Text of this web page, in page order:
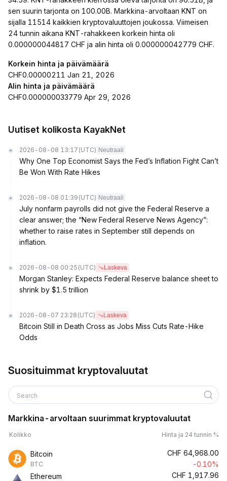
sen suurin tarjonta on 100.00B. Markkina-arvoltaan KNT on
sijalla 11514 kaikkien kryptovaluuttojen joukossa. Viimeisen
24 tunnin aikana KNT-rahakkeen korkein hinta oli
0.000000044817 CHF ja alin hinta oli 0.000000042779 CHF.
Korkein hinta ja päivämäärä
CHF0.00000211 Jan 21, 2026
Alin hinta ja päivämäärä
CHF0.000000033779 Apr 29, 2026
Uutiset kolikosta KayakNet
2026-08-08 13:17 (UTC) Neutraali
Why One Top Economist Says the Fed’s Inflation Fight Can’t
Be Won With Rate Hikes
2026-08-08 01:39 (UTC) Neutraali
July nonfarm payrolls did not give the Federal Reserve a
clear answer; the “New Federal Reserve News Agency”:
whether to raise rates in September still depends on
inflation.
2026-08-08 00:25 (UTC) Laskeva
Morgan Stanley: Expects Federal Reserve balance sheet to
shrink by $1.5 trillion
2026-08-07 23:28 (UTC) Laskeva
Bitcoin Still in Death Cross as Jobs Miss Cuts Rate-Hike
Odds
Suosituimmat kryptovaluutat
Search
Markkina-arvoltaan suurimmat kryptovaluutat
Kolikko Hinta ja 24 tunnin %
Bitcoin
BTC
CHF 64,968.00
-0.10%
Ethereum
CHF 1,917.96